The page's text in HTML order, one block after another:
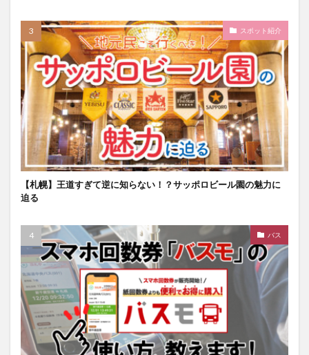
スポット紹介
【札幌】王道すぎて逆に知らない！？サッポロビール園の魅力に
迫る
バス